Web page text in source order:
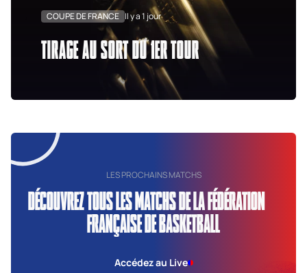
COUPE DE FRANCE Il y a 1 jour
TIRAGE AU SORT DU 1ER TOUR
LES PROCHAINS MATCHS
DÉCOUVREZ TOUS LES MATCHS DE LA FÉDÉRATION
FRANÇAISE DE BASKETBALL
Accédez au Live